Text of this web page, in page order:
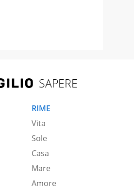
SAPERE
RIME
Vita
Sole
Casa
Mare
Amore